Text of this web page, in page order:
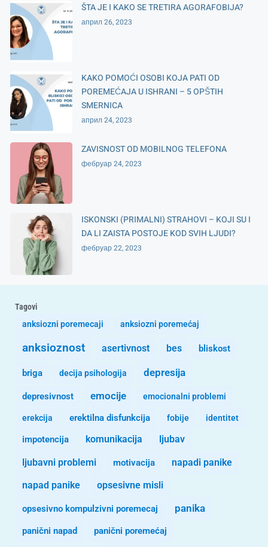
ŠTA JE I KAKO SE TRETIRA AGORAFOBIJA?
април 26, 2023
KAKO POMOĆI OSOBI KOJA PATI OD
POREMEĆAJA U ISHRANI – 5 OPŠTIH
SMERNICA
април 24, 2023
ZAVISNOST OD MOBILNOG TELEFONA
фебруар 24, 2023
ISKONSKI (PRIMALNI) STRAHOVI – KOJI SU I
DA LI ZAISTA POSTOJE KOD SVIH LJUDI?
фебруар 22, 2023
Tagovi
anksiozni poremecaji
anksiozni poremećaj
anksioznost asertivnost bes bliskost
briga decija psihologija depresija
depresivnost emocije emocionalni problemi
erekcija erektilna disfunkcija fobije identitet
impotencija komunikacija ljubav
ljubavni problemi motivacija napadi panike
napad panike opsesivne misli
opsesivno kompulzivni poremecaj panika
panični napad panični poremećaj